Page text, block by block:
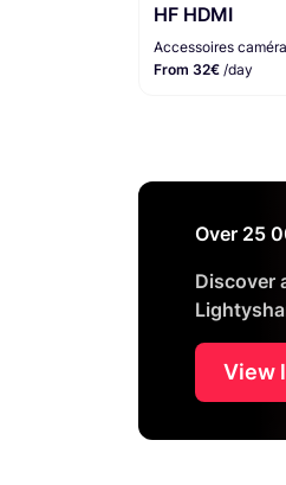
HF HDMI
Accessoires caméra
From 32€ /day
Over 25
Discover
View